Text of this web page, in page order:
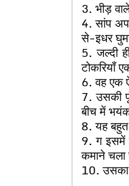
3. भीड़
4. सांप
से-इधर
5. जल्दी
टोकरियाँ
6. वह एक
7. उसकी
बीच में
8. यह बहुत
9. ग इसमें
कमाने चला
10. उसका